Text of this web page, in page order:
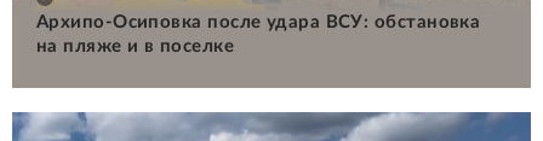
Архипо-Осиповка после удара ВСУ: обстановка
на пляже и в поселке